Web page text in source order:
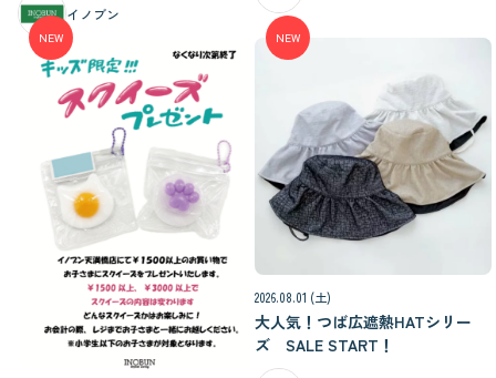
イノブン
NEW NEW
2026.08.01 (土)
大人気！つば広遮熱HATシリー
ズ SALE START！